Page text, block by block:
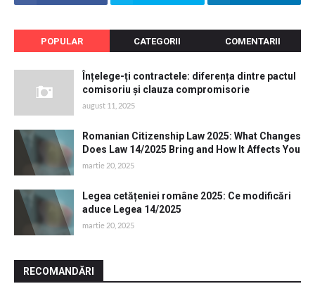
POPULAR CATEGORII COMENTARII
Înțelege-ți contractele: diferența dintre pactul
comisoriu și clauza compromisorie
august 11, 2025
Romanian Citizenship Law 2025: What Changes
Does Law 14/2025 Bring and How It Affects You
martie 20, 2025
Legea cetățeniei române 2025: Ce modificări
aduce Legea 14/2025
martie 20, 2025
RECOMANDĂRI